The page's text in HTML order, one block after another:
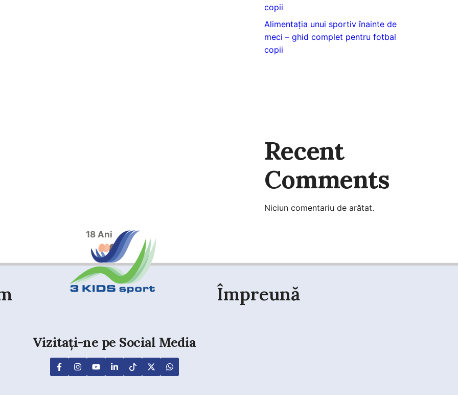
copii
Alimentația unui sportiv înainte de
meci – ghid complet pentru fotbal
copii
Recent
Comments
Niciun comentariu de arătat.
18 Ani
Împreună
Vizitați-ne pe Social Media